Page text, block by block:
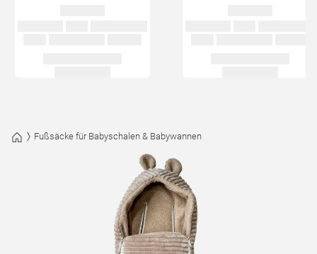
Fußsäcke für Babyschalen & Babywannen